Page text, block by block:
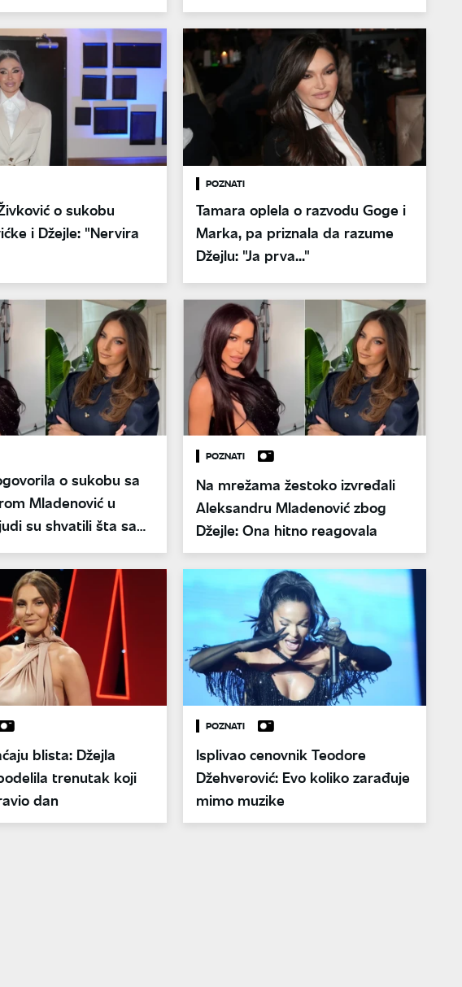
gledala"
o sukobu
i Džejle: "Nervira
POZNATI
Tamara oplela o razvodu Goge i
Marka, pa priznala da razume
Džejlu: "Ja prva..."
o sukobu sa
Mladenović u
su shvatili šta sam
POZNATI
Na mrežama žestoko izvređali
Aleksandru Mladenović zbog
Džejle: Ona hitno reagovala
blista: Džejla
trenutak koji
dan
POZNATI
Isplivao cenovnik Teodore
Džehverović: Evo koliko zarađuje
mimo muzike